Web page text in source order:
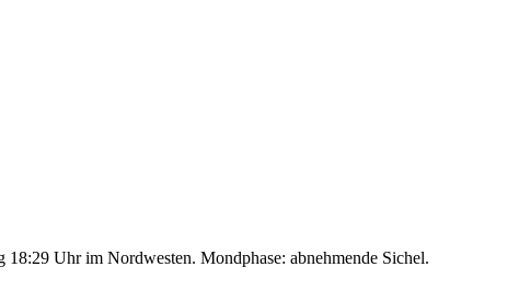
Uhr im Nordwesten. Mondphase: abnehmende Sichel.